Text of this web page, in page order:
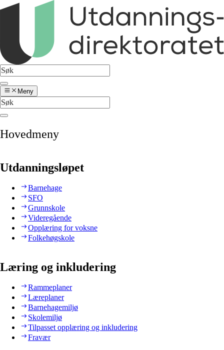
Meny
Hovedmeny
Utdanningsløpet
Barnehage
SFO
Grunnskole
Videregående
Opplæring for voksne
Folkehøgskole
Læring og inkludering
Rammeplaner
Læreplaner
Barnehagemiljø
Skolemiljø
Tilpasset opplæring og inkludering
Fravær